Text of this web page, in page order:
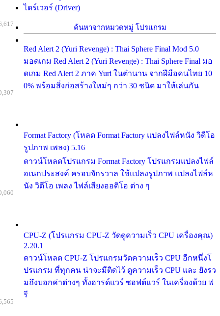
ไดร์เวอร์ (Driver)
ค้นหาจากหมวดหมู่ โปรแกรม
Red Alert 2 (Yuri Revenge) : Thai Sphere Final Mod 5.0
มอดเกม Red Alert 2 (Yuri Revenge) : Thai Sphere Final มอ
ดเกม Red Alert 2 ภาค Yuri ในตำนาน จากฝีมือคนไทย 10
0% พร้อมสิ่งก่อสร้างใหม่ๆ กว่า 30 ชนิด มาให้เล่นกัน
Format Factory (โหลด Format Factory แปลงไฟล์หนัง วิดีโอ
รูปภาพ เพลง) 5.16
ดาวน์โหลดโปรแกรม Format Factory โปรแกรมแปลงไฟล์
อเนกประสงค์ ครอบจักรวาล ใช้แปลงรูปภาพ แปลงไฟล์ห
นัง วิดีโอ เพลง ไฟล์เสียงออดิโอ ต่าง ๆ
CPU-Z (โปรแกรม CPU-Z วัดดูความเร็ว CPU เครื่องคุณ)
2.20.1
ดาวน์โหลด CPU-Z โปรแกรมวัดความเร็ว CPU อีกหนึ่งโ
ปรแกรม ที่ทุกคน น่าจะมีติดไว้ ดูความเร็ว CPU และ ยังรว
มถึงบอกค่าต่างๆ ทั้งฮารด์แวร์ ซอฟต์แวร์ ในเครื่องด้วย ฟ
รี